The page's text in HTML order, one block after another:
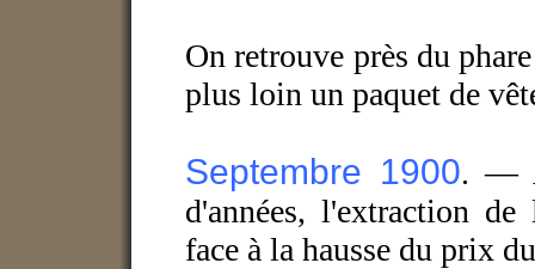
On retrouve près du
plus loin un paquet de
Septembre 1900. —
d'années, l'extraction
face à la hausse du prix